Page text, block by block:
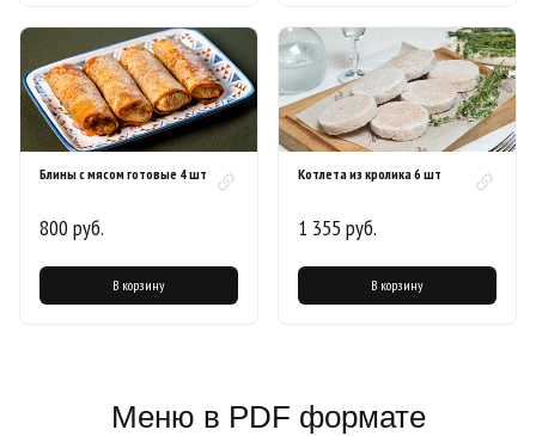
Блины с мясом готовые 4 шт
800 руб.
В корзину
Котлета из кролика 6 шт
1 355 руб.
В корзину
Меню в PDF формате